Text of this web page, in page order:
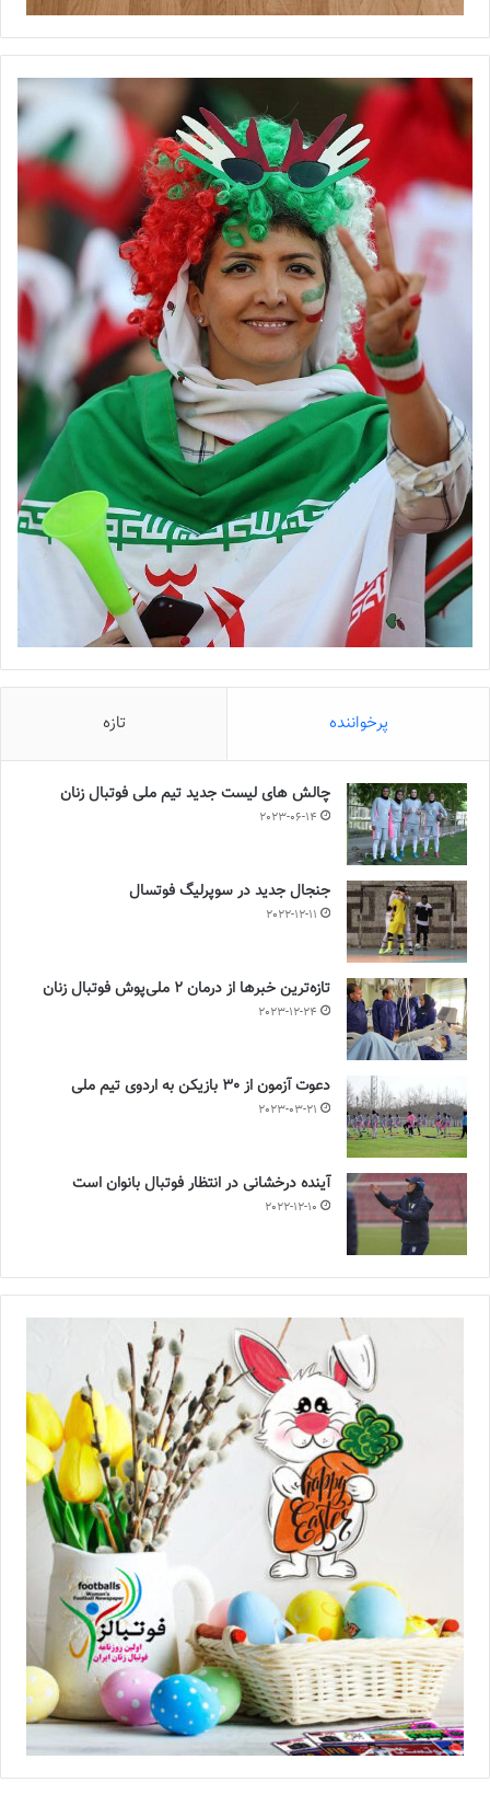
پرخواننده تازه
چالش هاى ليست جدید تيم ملى فوتبال زنان
2023-06-14
جنجال جدید در سوپرلیگ فوتسال
2022-12-11
تازه‌ترین خبرها از درمان ۲ ملی‌پوش فوتبال زنان
2023-12-24
دعوت آزمون از 30 بازیکن به اردوی تیم ملی
2023-03-21
آینده درخشانی در انتظار فوتبال بانوان است
2022-12-10